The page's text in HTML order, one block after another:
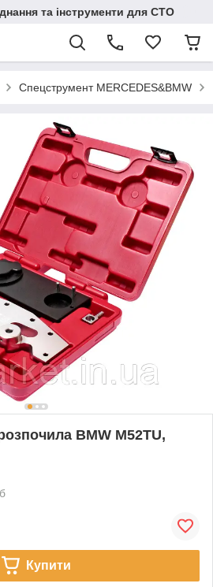
та інструменти для СТО
Спецструмент MERCEDES&BMW
BMW M52TU,
Купити